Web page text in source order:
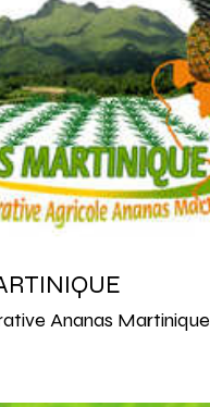
Ananas Martinique